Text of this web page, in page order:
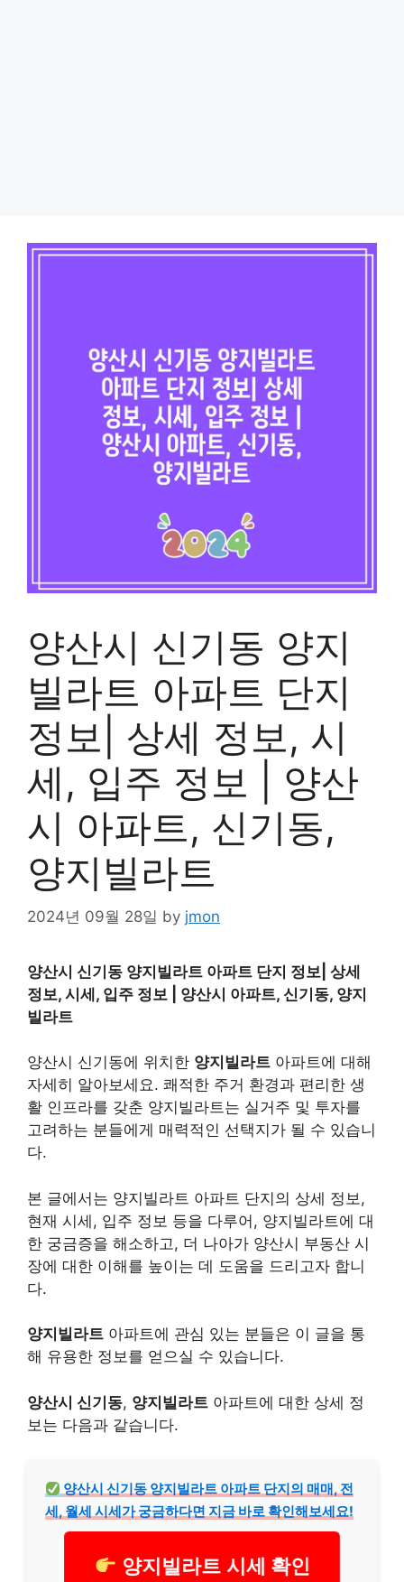
양산시 신기동 양지
빌라트 아파트 단지
정보| 상세 정보, 시
세, 입주 정보 | 양산
시 아파트, 신기동,
양지빌라트
2024년 09월 28일 by jmon
양산시 신기동 양지빌라트 아파트 단지 정보| 상세
정보, 시세, 입주 정보 | 양산시 아파트, 신기동, 양지
빌라트
양산시 신기동에 위치한 양지빌라트 아파트에 대해
자세히 알아보세요. 쾌적한 주거 환경과 편리한 생
활 인프라를 갖춘 양지빌라트는 실거주 및 투자를
고려하는 분들에게 매력적인 선택지가 될 수 있습니
다.
본 글에서는 양지빌라트 아파트 단지의 상세 정보,
현재 시세, 입주 정보 등을 다루어, 양지빌라트에 대
한 궁금증을 해소하고, 더 나아가 양산시 부동산 시
장에 대한 이해를 높이는 데 도움을 드리고자 합니
다.
양지빌라트 아파트에 관심 있는 분들은 이 글을 통
해 유용한 정보를 얻으실 수 있습니다.
양산시 신기동, 양지빌라트 아파트에 대한 상세 정
보는 다음과 같습니다.
양산시 신기동 양지빌라트 아파트 단지의 매매, 전
세, 월세 시세가 궁금하다면 지금 바로 확인해보세요!
양지빌라트 시세 확인